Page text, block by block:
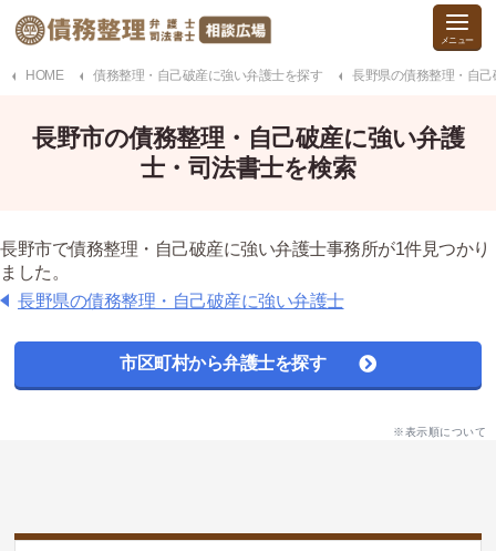
HOME 債務整理・自己破産に強い弁護士を探す 長野県の債務整理・自
長野市の債務整理・自己破産に強い弁護
士・司法書士を検索
長野市で債務整理・自己破産に強い弁護士事務所が1件見つかり
ました。
長野県の債務整理・自己破産に強い弁護士
市区町村から弁護士を探す
※表示順について